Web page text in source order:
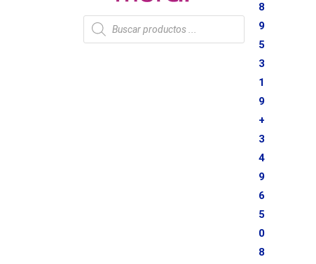
Recherche
de
produits
8
9
5
3
1
9
+
3
4
9
6
5
0
8